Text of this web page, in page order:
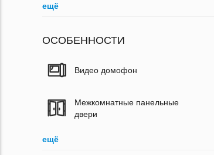
ещё
ОСОБЕННОСТИ
Видео домофон
Межкомнатные панельные
двери
ещё